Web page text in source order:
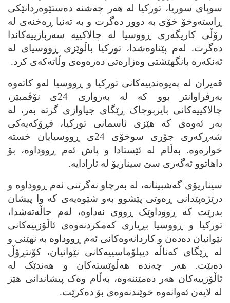
سوپای سوریا، تورکیا له‌ هه‌ر چه‌شنه‌ ده‌ستێوه‌ردانێکی
ڕاسته‌وخۆ خۆی به‌ دوور ده‌گرت و به‌ ته‌نیا ڕه‌خنه‌ی له‌
رۆڵی کاریگه‌ری ڕووسیا له‌ چالاکییه‌ سه‌ربازییه‌کاندا
ده‌گرت. له‌م پێناوه‌شدا، تورکیا باڵوێزی ڕووسیای له‌
ئه‌نکه‌ره‌ بانگهێشتی وه‌زاره‌تی ده‌ره‌وه‌ی وڵاته‌که‌ی کرد.
قه‌یران له‌ په‌یوه‌ندییه‌کانی تورکیا و ڕووسیا له‌و کاته‌وه‌
به‌رفراوانتر بوو که‌ له‌ به‌رواری 24ی نۆڤمبێر،
چالاکییه‌کانی بایربوجاک ڕێگای جیاوازی گرته‌ به‌ر، له‌
به‌ر ئه‌وه‌ی که‌ هێزی ئاسمانی تورکیا، فڕۆکه‌یه‌کی
شه‌ڕکه‌ری جۆری سوخۆی 24ی ڕووسیایان خسته‌
خواره‌وه‌. به‌ڵام له‌ ئێستادا و پاش ئه‌م ڕووداوه‌، بۆ
داهاتوو ئه‌گه‌ری سێ سیناریۆ له‌ ئارادایه‌.
سیناریۆی گه‌شبینانه‌، له‌ به‌رچاو نه‌گرتنی ئه‌م ڕووداوه‌ و
درێژه‌پێدانی ڕه‌وتی پێشوو به‌و شێوه‌یه‌ی که‌ وا پیشان
بدرێت که‌ ڕووداوێک ڕووی نه‌داوه‌، له‌م حاڵه‌ته‌شدا،
تورکیا و ڕووسیا بڕیاری که‌مکردنه‌وه‌ی ئاڵۆزییه‌کانی
نێوانیان ده‌ده‌ن و کاردانه‌وه‌کانی ئه‌م ڕووداوه‌ به‌ نهێنی و
له‌ ڕێگای که‌ناڵه‌ دیپلۆماسییه‌کانی نێوانیان، کۆنتڕۆڵ
ده‌بێت. هه‌ر چه‌نده‌ هه‌ڵوێسته‌کان و هه‌ندێک له‌
ئاڵۆزییه‌کان هه‌ر ده‌مێننه‌وه‌، به‌ڵام وه‌ک پیشاندانی هێز
له‌ لایه‌ن ئه‌وانه‌وه‌ خوێندنه‌وه‌ی بۆ ده‌کرێت.